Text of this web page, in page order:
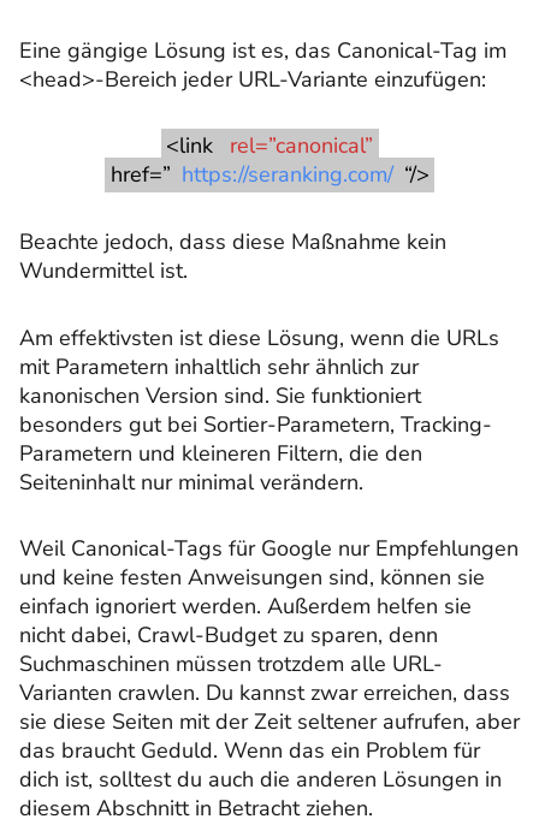
Eine gängige Lösung ist es, das Canonical-Tag im
<head>-Bereich jeder URL-Variante einzufügen:
<link
rel=”canonical”
href=” https://seranking.com/ “/>
Beachte jedoch, dass diese Maßnahme kein
Wundermittel ist.
Am effektivsten ist diese Lösung, wenn die URLs
mit Parametern inhaltlich sehr ähnlich zur
kanonischen Version sind. Sie funktioniert
besonders gut bei Sortier-Parametern, Tracking-
Parametern und kleineren Filtern, die den
Seiteninhalt nur minimal verändern.
Weil Canonical-Tags für Google nur Empfehlungen
und keine festen Anweisungen sind, können sie
einfach ignoriert werden. Außerdem helfen sie
nicht dabei, Crawl-Budget zu sparen, denn
Suchmaschinen müssen trotzdem alle URL-
Varianten crawlen. Du kannst zwar erreichen, dass
sie diese Seiten mit der Zeit seltener aufrufen, aber
das braucht Geduld. Wenn das ein Problem für
dich ist, solltest du auch die anderen Lösungen in
diesem Abschnitt in Betracht ziehen.